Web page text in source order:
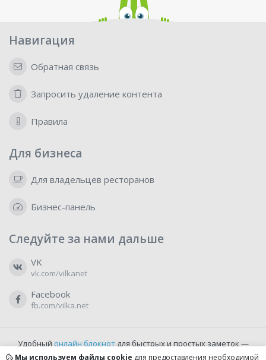
Навигация
Обратная связь
Запросить удаление контента
Правила
Для бизнеса
Для владельцев ресторанов
Бизнес-панель
Следуйте за нами дальше
VK
vk.com/vilkanet
Facebook
fb.com/vilka.net
Удобный онлайн блокнотдля быстрых и простых заметок —
бесплатно и доступно прямо из браузера.
Мы используем файлы cookie для предоставления необходимой